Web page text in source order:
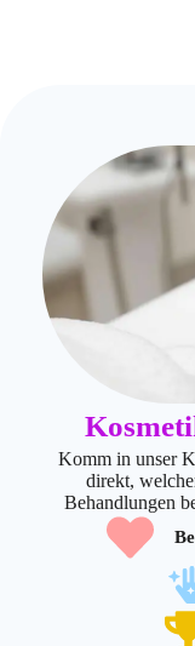
Komm in unser
direkt,
Behandlungen